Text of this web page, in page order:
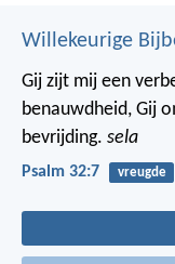
Willekeurige
Gij zijt mij een
benauwdheid, Gij
bevrijding. sela
Psalm 32:7 vreugde